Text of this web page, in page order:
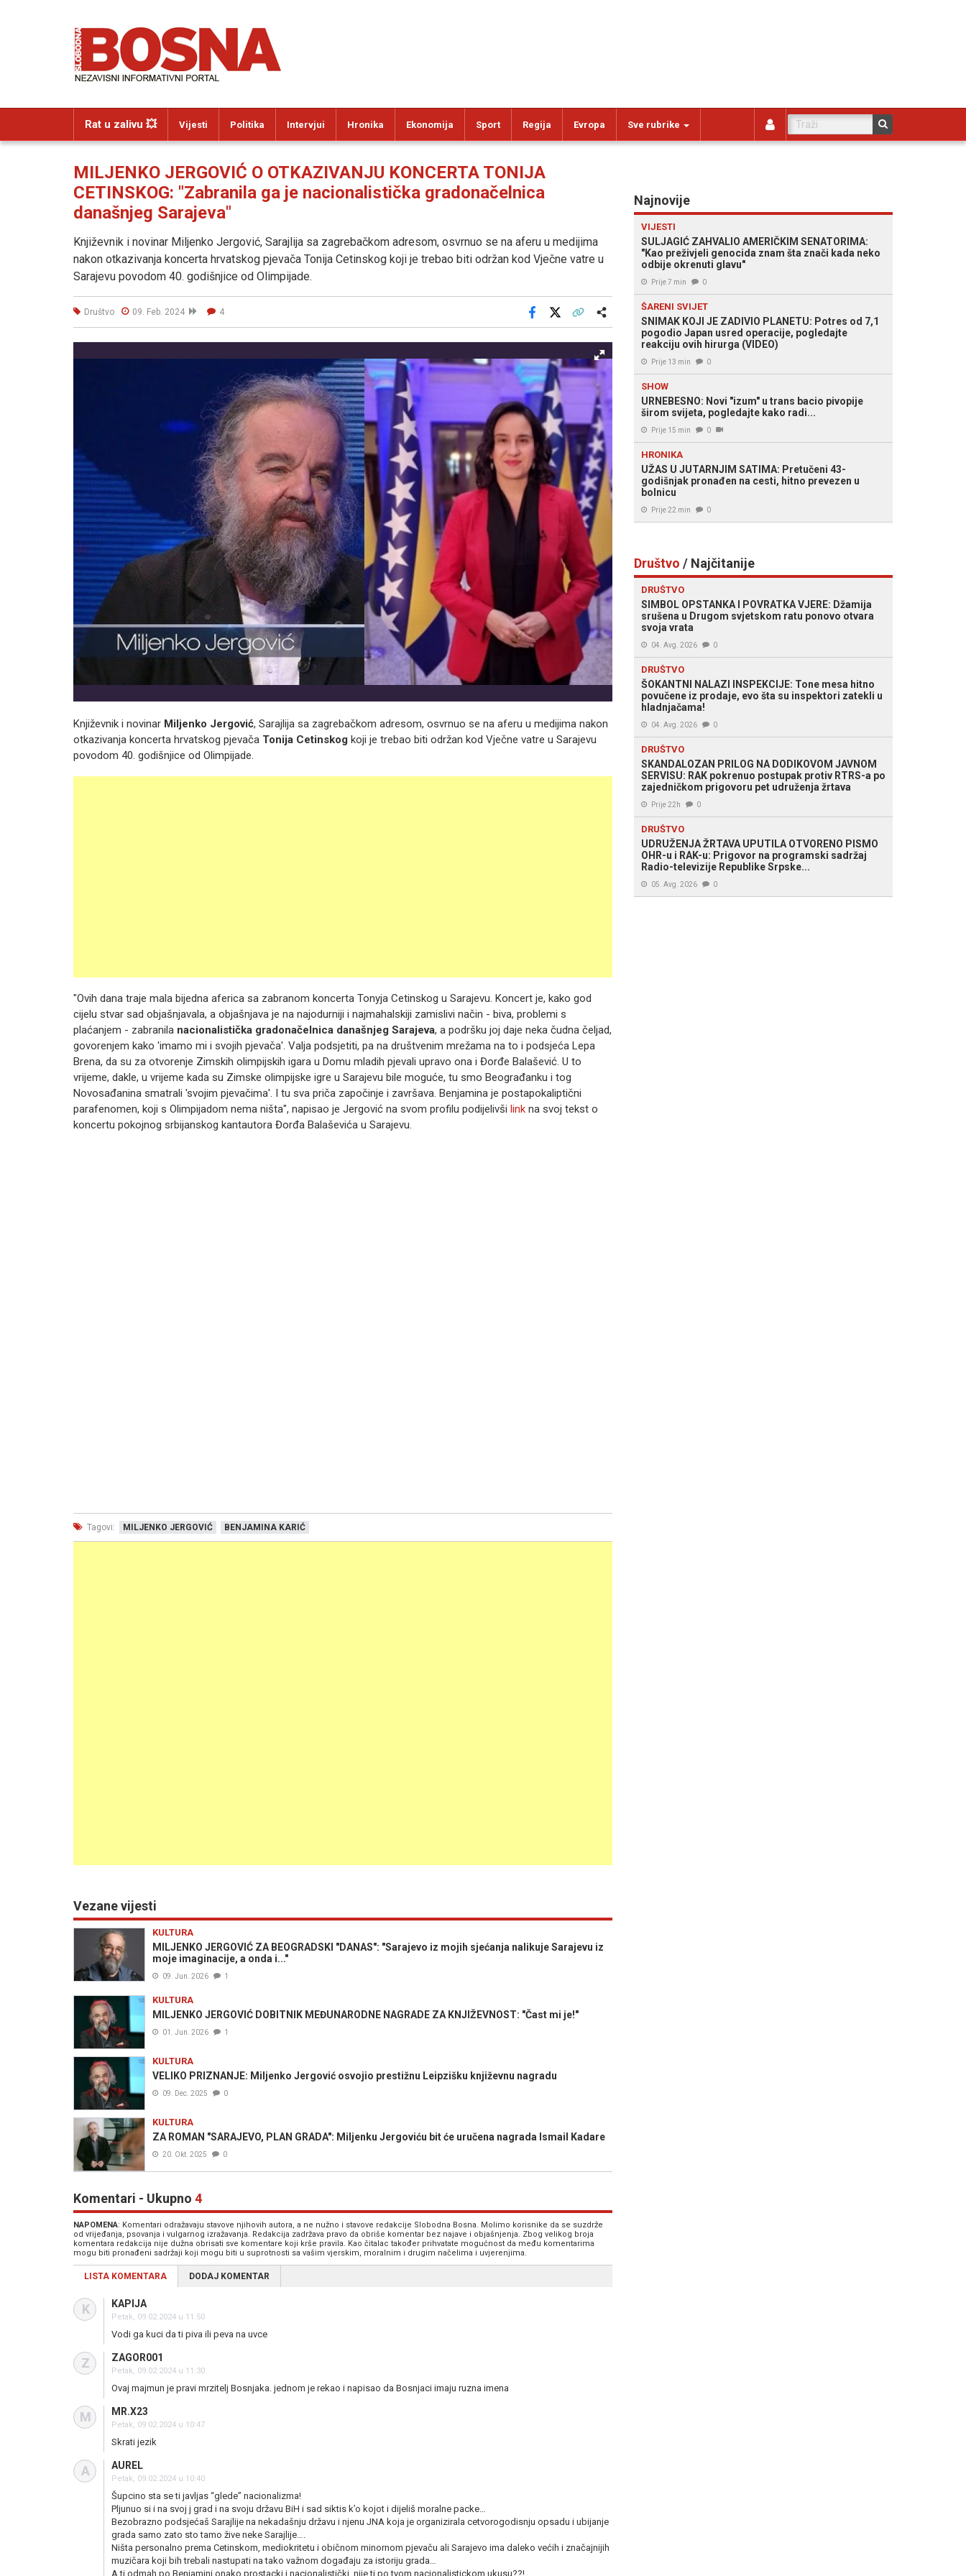
Rat u zalivu 💥 Vijesti Politika Intervjui Hronika Ekonomija Sport Regija Evropa Sve rubrike
MILJENKO JERGOVIĆ O OTKAZIVANJU KONCERTA TONIJA
CETINSKOG: "Zabranila ga je nacionalistička gradonačelnica
današnjeg Sarajeva"
Književnik i novinar Miljenko Jergović, Sarajlija sa zagrebačkom adresom, osvrnuo se na aferu u medijima
nakon otkazivanja koncerta hrvatskog pjevača Tonija Cetinskog koji je trebao biti održan kod Vječne vatre u
Sarajevu povodom 40. godišnjice od Olimpijade.
Društvo 09. Feb. 2024 4
Facebook
Književnik i novinar Miljenko Jergović, Sarajlija sa zagrebačkom adresom, osvrnuo se na aferu u medijima nakon
otkazivanja koncerta hrvatskog pjevača Tonija Cetinskog koji je trebao biti održan kod Vječne vatre u Sarajevu
povodom 40. godišnjice od Olimpijade.
"Ovih dana traje mala bijedna aferica sa zabranom koncerta Tonyja Cetinskog u Sarajevu. Koncert je, kako god
cijelu stvar sad objašnjavala, a objašnjava je na najodurniji i najmahalskiji zamislivi način - biva, problemi s
plaćanjem - zabranila nacionalistička gradonačelnica današnjeg Sarajeva, a podršku joj daje neka čudna čeljad,
govorenjem kako 'imamo mi i svojih pjevača'. Valja podsjetiti, pa na društvenim mrežama na to i podsjeća Lepa
Brena, da su za otvorenje Zimskih olimpijskih igara u Domu mladih pjevali upravo ona i Đorđe Balašević. U to
vrijeme, dakle, u vrijeme kada su Zimske olimpijske igre u Sarajevu bile moguće, tu smo Beograđanku i tog
Novosađanina smatrali 'svojim pjevačima'. I tu sva priča započinje i završava. Benjamina je postapokaliptični
parafenomen, koji s Olimpijadom nema ništa", napisao je Jergović na svom profilu podijelivši link na svoj tekst o
koncertu pokojnog srbijanskog kantautora Đorđa Balaševića u Sarajevu.
Tagovi: MILJENKO JERGOVIĆ BENJAMINA KARIĆ
Vezane vijesti
KULTURA
MILJENKO JERGOVIĆ ZA BEOGRADSKI "DANAS": "Sarajevo iz mojih sjećanja nalikuje Sarajevu iz
moje imaginacije, a onda i..."
09. Jun. 2026 1
KULTURA
MILJENKO JERGOVIĆ DOBITNIK MEĐUNARODNE NAGRADE ZA KNJIŽEVNOST: "Čast mi je!"
01. Jun. 2026 1
KULTURA
VELIKO PRIZNANJE: Miljenko Jergović osvojio prestižnu Leipzišku književnu nagradu
09. Dec. 2025 0
KULTURA
ZA ROMAN "SARAJEVO, PLAN GRADA": Miljenku Jergoviću bit će uručena nagrada Ismail Kadare
20. Okt. 2025 0
Komentari - Ukupno 4
NAPOMENA: Komentari odražavaju stavove njihovih autora, a ne nužno i stavove redakcije Slobodna Bosna. Molimo korisnike da se suzdrže
od vrijeđanja, psovanja i vulgarnog izražavanja. Redakcija zadržava pravo da obriše komentar bez najave i objašnjenja. Zbog velikog broja
komentara redakcija nije dužna obrisati sve komentare koji krše pravila. Kao čitalac također prihvatate mogućnost da među komentarima
mogu biti pronađeni sadržaji koji mogu biti u suprotnosti sa vašim vjerskim, moralnim i drugim načelima i uvjerenjima.
LISTA KOMENTARA DODAJ KOMENTAR
K KAPIJA
Petak, 09.02.2024 u 11:50
Vodi ga kuci da ti piva ili peva na uvce
Z ZAGOR001
Petak, 09.02.2024 u 11:30
Ovaj majmun je pravi mrzitelj Bosnjaka. jednom je rekao i napisao da Bosnjaci imaju ruzna imena
M MR.X23
Petak, 09.02.2024 u 10:47
Skrati jezik
A AUREL
Petak, 09.02.2024 u 10:40
Šupcino sta se ti javljas “glede” nacionalizma!
Pljunuo si i na svoj j grad i na svoju državu BiH i sad siktis k’o kojot i dijeliš moralne packe…
Bezobrazno podsjećaš Sarajlije na nekadašnju državu i njenu JNA koja je organizirala cetvorogodisnju opsadu i ubijanje
grada samo zato sto tamo žive neke Sarajlije….
Ništa personalno prema Cetinskom, mediokritetu i običnom minornom pjevaču ali Sarajevo ima daleko većih i značajnijih
muzičara koji bih trebali nastupati na tako važnom događaju za istoriju grada…
A ti odmah po Benjamini onako prostacki i nacionalistički, nije ti po tvom nacionalistickom ukusu??!
Najnovije
VIJESTI
SULJAGIĆ ZAHVALIO AMERIČKIM SENATORIMA:
"Kao preživjeli genocida znam šta znači kada neko
odbije okrenuti glavu"
Prije 7 min 0
ŠARENI SVIJET
SNIMAK KOJI JE ZADIVIO PLANETU: Potres od 7,1
pogodio Japan usred operacije, pogledajte
reakciju ovih hirurga (VIDEO)
Prije 13 min 0
SHOW
URNEBESNO: Novi "izum" u trans bacio pivopije
širom svijeta, pogledajte kako radi...
Prije 15 min 0
HRONIKA
UŽAS U JUTARNJIM SATIMA: Pretučeni 43-
godišnjak pronađen na cesti, hitno prevezen u
bolnicu
Prije 22 min 0
Društvo / Najčitanije
DRUŠTVO
SIMBOL OPSTANKA I POVRATKA VJERE: Džamija
srušena u Drugom svjetskom ratu ponovo otvara
svoja vrata
04. Avg. 2026 0
DRUŠTVO
ŠOKANTNI NALAZI INSPEKCIJE: Tone mesa hitno
povučene iz prodaje, evo šta su inspektori zatekli u
hladnjačama!
04. Avg. 2026 0
DRUŠTVO
SKANDALOZAN PRILOG NA DODIKOVOM JAVNOM
SERVISU: RAK pokrenuo postupak protiv RTRS-a po
zajedničkom prigovoru pet udruženja žrtava
Prije 22h 0
DRUŠTVO
UDRUŽENJA ŽRTAVA UPUTILA OTVORENO PISMO
OHR-u i RAK-u: Prigovor na programski sadržaj
Radio-televizije Republike Srpske...
05. Avg. 2026 0